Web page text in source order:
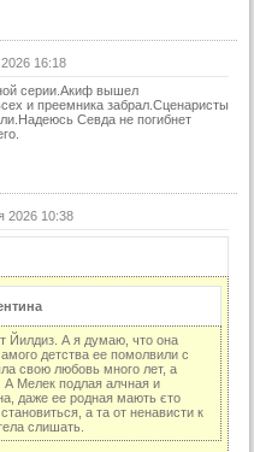
16:18
серии.Акиф вышел
и преемника забрал.Сценаристы
Севда не погибнет
2026 10:38
Йилдиз. А я думаю, что она
детства ее помолвили с
свою любовь много лет, а
Мелек подлая алчная и
даже ее родная мають єто
а та от ненависти к
слишать.